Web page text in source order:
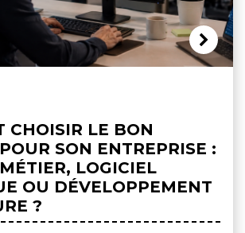
CHOISIR LE BON
SON ENTREPRISE :
LOGICIEL
OU DÉVELOPPEMENT
?